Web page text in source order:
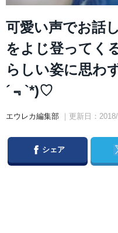
可愛い声でお話
をよじ登ってく
らしい姿に思わ
´﹃`*)♡
エウレカ編集部 ｜更新日：
Facebook
シェア